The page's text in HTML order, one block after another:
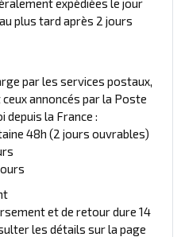
expédiées le jour
plus tard après 2 jours
par les services postaux,
annoncés par la Poste
depuis la France :
48h (2 jours ouvrables)
et de retour dure 14
les détails sur la page